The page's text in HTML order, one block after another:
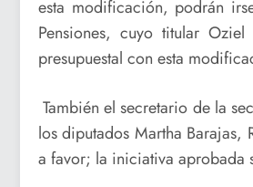
esta modificación, podrán
Pensiones, cuyo titular
presupuestal con esta
También el secretario de la
los diputados Martha Barajas,
a favor; la iniciativa aprobada